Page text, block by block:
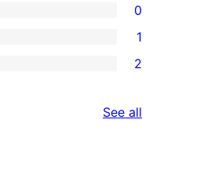
0
1
2
See all